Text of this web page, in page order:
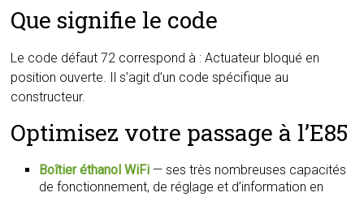
Que signifie le code
Le code défaut 72 correspond à : Actuateur bloqué en
position ouverte. Il s’agit d’un code spécifique au
constructeur.
Optimisez votre passage à l’E85
Boîtier éthanol WiFi — ses très nombreuses capacités
de fonctionnement, de réglage et d’information en